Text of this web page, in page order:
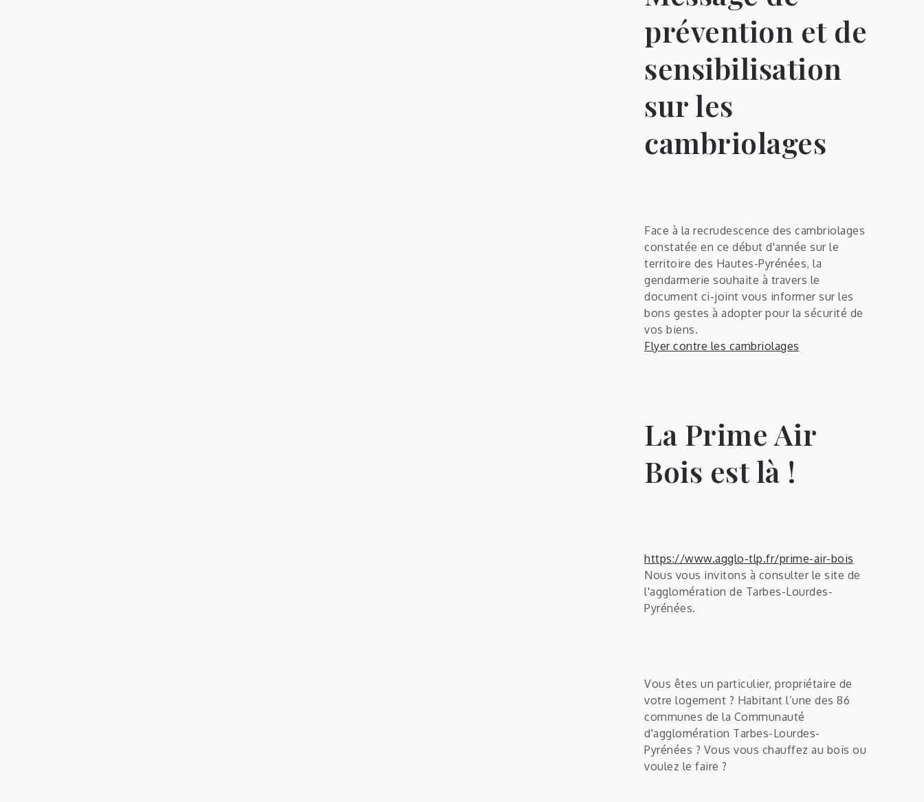
prévention et de
sensibilisation
sur les
cambriolages
Face à la recrudescence des cambriolages
constatée en ce début d'année sur le
territoire des Hautes-Pyrénées, la
gendarmerie souhaite à travers le
document ci-joint vous informer sur les
bons gestes à adopter pour la sécurité de
vos biens.
Flyer contre les cambriolages
La Prime Air
Bois est là !
https://www.agglo-tlp.fr/prime-air-bois
Nous vous invitons à consulter le site de
l'agglomération de Tarbes-Lourdes-
Pyrénées.
Vous êtes un particulier, propriétaire de
votre logement ? Habitant l’une des 86
communes de la Communauté
d'agglomération Tarbes-Lourdes-
Pyrénées ? Vous vous chauffez au bois ou
voulez le faire ?